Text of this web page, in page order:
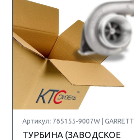
Артикул: 765155-9007W | GARRETT
ТУРБИНА (ЗАВОДСКОЕ